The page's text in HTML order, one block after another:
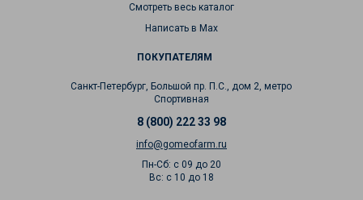
ПОКУПАТЕЛЯМ
Смотреть весь каталог
Написать в Max
Санкт-Петербург, Большой пр. П.С., дом 2, метро
Спортивная
8 (800) 222 33 98
info@gomeofarm.ru
Пн-Сб: с 09 до 20
Вс: с 10 до 18